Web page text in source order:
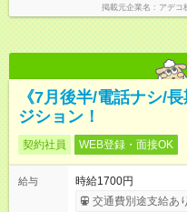
掲載元企業名 アデコ
《7月後半/電話ナシ/
ジション！
契約社員 WEB登録・面接OK
給与
時給1700円
交通費別途支給あり